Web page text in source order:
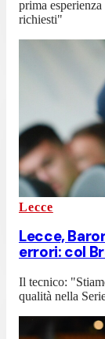
prima
richiesti"
Lecce
Lecce,
errori: col
Il tecnico:
qualità nella